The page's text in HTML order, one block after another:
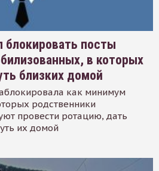
блокировать посты
в которых
близких домой
как минимум
родственники
провести ротацию, дать
их домой